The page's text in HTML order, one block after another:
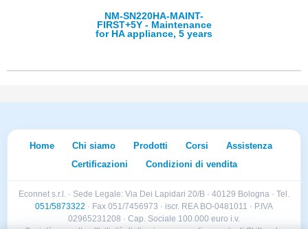
NM-SN220HA-MAINT-
FIRST+5Y - Maintenance
for HA appliance, 5 years
Home Chi siamo Prodotti Corsi
Assistenza
Certificazioni
Condizioni di vendita
Econnet s.r.l. · Sede Legale: Via Dei Lapidari 20/B · 40129 Bologna · Tel.
051/5873322 · Fax 051/7456973 · iscr. REA BO-0481011 · P.IVA
02965231208 · Cap. Sociale 100.000 euro i.v.